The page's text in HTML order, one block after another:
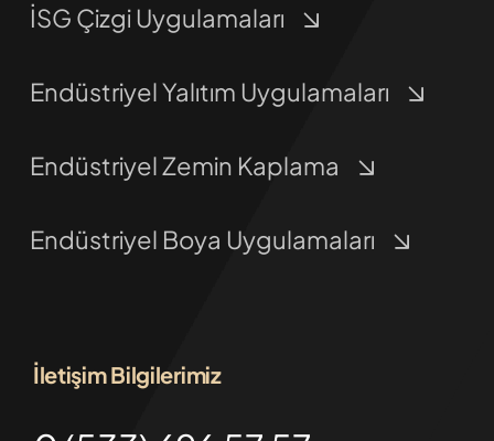
İSG Çizgi Uygulamaları
Endüstriyel Yalıtım Uygulamaları
Endüstriyel Zemin Kaplama
Endüstriyel Boya Uygulamaları
İletişim Bilgilerimiz